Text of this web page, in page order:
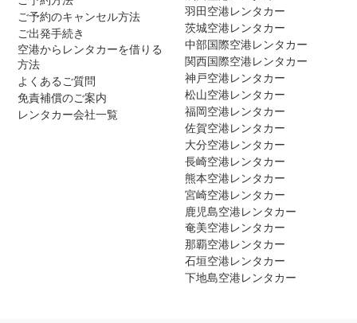
ご予約のキャンセル方法
ご出発手続き
空港からレンタカーを借りる
方法
よくあるご質問
免責補償のご案内
レンタカー会社一覧
羽田空港レンタカー
茨城空港レンタカー
中部国際空港レンタカー
関西国際空港レンタカー
神戸空港レンタカー
松山空港レンタカー
福岡空港レンタカー
佐賀空港レンタカー
大分空港レンタカー
長崎空港レンタカー
熊本空港レンタカー
宮崎空港レンタカー
鹿児島空港レンタカー
奄美空港レンタカー
那覇空港レンタカー
石垣空港レンタカー
下地島空港レンタカー